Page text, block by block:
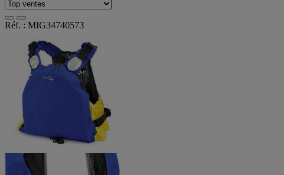
Réf. : MIG34740573